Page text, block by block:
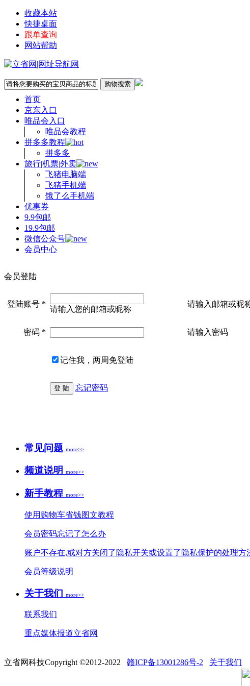
收藏本站
快捷桌面
跟单查询
网站帮助
首页
京东入口
唯品会入口
唯品会教程
拼多多教程
拼多多
旅行|机票|外卖
飞猪电脑端
飞猪手机端
饿了么手机端
优惠券
9.9包邮
19.9包邮
微信公众号
会员中心
会员登陆
登陆账号 *
请输入您的邮箱或昵称
请输入邮箱或昵
密码 * 请输入密码
记住我，两周免登陆
忘记密码
常见问题 more>>
频道说明 more>>
新手教程 more>>
使用购物车省钱图文教程
会员密码忘记了怎么办
账户不存在,或对方关闭了隐私开关或设置了隐私保护的处理方
会员等级说明
关于我们 more>>
联系我们
重点媒体报道立省网
立省网科技Copyright ©2012-2022 赣ICP备13001286号-2 关于我们